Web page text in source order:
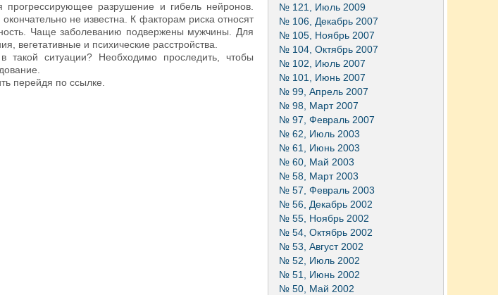
прогрессирующее разрушение и гибель нейронов.
не известна. К факторам риска относят
Чаще заболеванию подвержены мужчины. Для
вегетативные и психические расстройства.
ситуации? Необходимо проследить, чтобы
перейдя по ссылке.
№ 121, Июль 2009
№ 106, Декабрь 2007
№ 105, Ноябрь 2007
№ 104, Октябрь 2007
№ 102, Июль 2007
№ 101, Июнь 2007
№ 99, Апрель 2007
№ 98, Март 2007
№ 97, Февраль 2007
№ 62, Июль 2003
№ 61, Июнь 2003
№ 60, Май 2003
№ 58, Март 2003
№ 57, Февраль 2003
№ 56, Декабрь 2002
№ 55, Ноябрь 2002
№ 54, Октябрь 2002
№ 53, Август 2002
№ 52, Июль 2002
№ 51, Июнь 2002
№ 50, Май 2002